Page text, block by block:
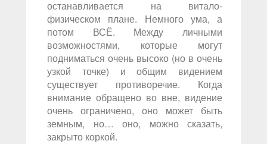
останавливается на витало-
физическом плане. Немного ума, а
потом ВСЁ. Между личными
возможностями, которые могут
подниматься очень высоко (но в очень
узкой точке) и общим видением
существует противоречие. Когда
внимание обращено во вне, видение
очень ограничено, оно может быть
земным, но… оно, можно сказать,
закрыто коркой.